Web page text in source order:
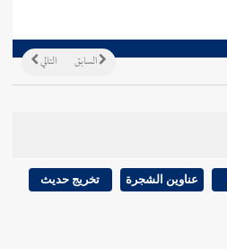
التالي السابق
عناوين الشجرة تخريج حديث